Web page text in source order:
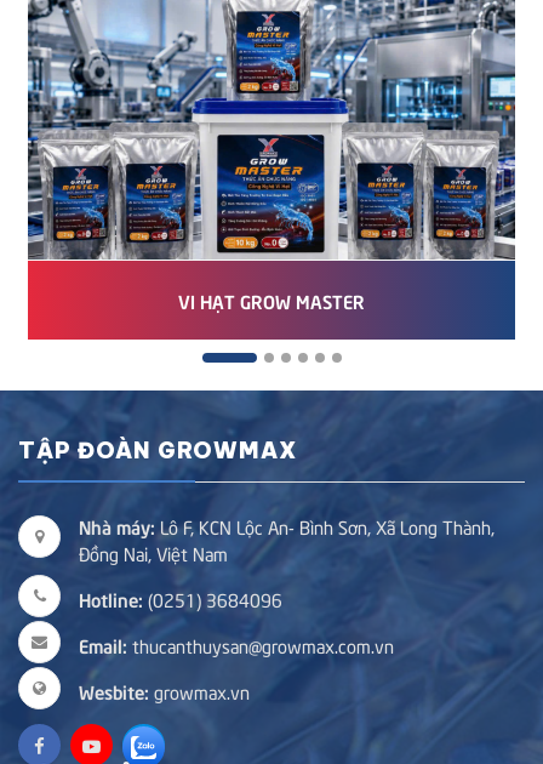
VI HẠT GROW MASTER
TẬP ĐOÀN GROWMAX
Nhà máy: Lô F, KCN Lộc An- Bình Sơn, Xã Long Thành,
Đồng Nai, Việt Nam
Hotline: (0251) 3684096
Email: thucanthuysan@growmax.com.vn
Wesbite: growmax.vn